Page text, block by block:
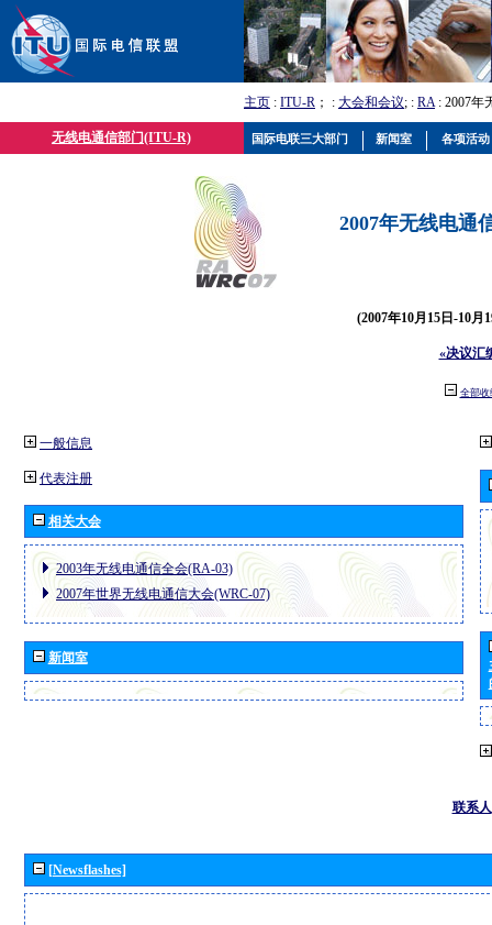
主页 : ITU-R ； : 大会和会议; : RA: 2007年
无线电通信部门(ITU-R)
2007年无线电通
(2007年10月15日-10月
«决议汇
全部收
一般信息
代表注册
相关大会
2003年无线电通信全会(RA-03)
2007年世界无线电通信大会(WRC-07)
新闻室
联系人
[Newsflashes]
国际电联三大部门 新闻室 各项活动